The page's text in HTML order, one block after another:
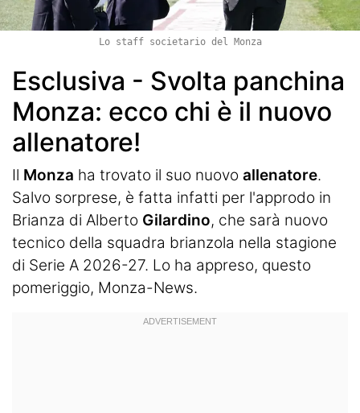
Lo staff societario del Monza
Esclusiva - Svolta panchina
Monza: ecco chi è il nuovo
allenatore!
Il Monza ha trovato il suo nuovo allenatore.
Salvo sorprese, è fatta infatti per l'approdo in
Brianza di Alberto Gilardino, che sarà nuovo
tecnico della squadra brianzola nella stagione
di Serie A 2026-27. Lo ha appreso, questo
pomeriggio, Monza-News.